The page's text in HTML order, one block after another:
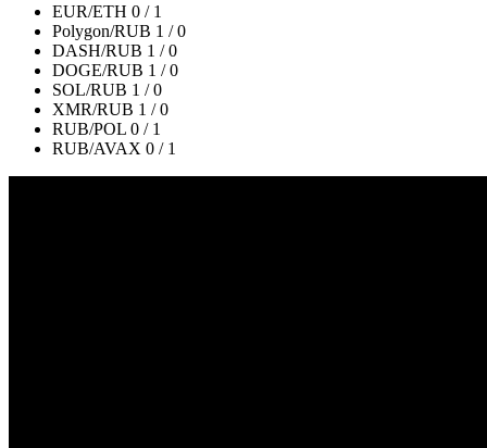
EUR/ETH 0 / 1
Polygon/RUB 1 / 0
DASH/RUB 1 / 0
DOGE/RUB 1 / 0
SOL/RUB 1 / 0
XMR/RUB 1 / 0
RUB/POL 0 / 1
RUB/AVAX 0 / 1